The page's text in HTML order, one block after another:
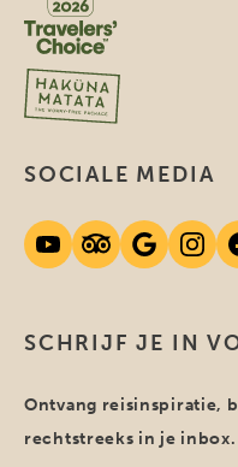
SCHRIJF JE IN
Ontvang reisinspiratie,
rechtstreeks in je inbox.
SOCIALE MEDIA